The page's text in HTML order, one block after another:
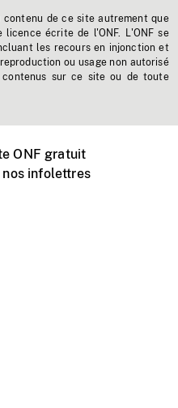
contenu de ce site autrement que
écrite de l'ONF. L'ONF se
les recours en injonction et
ou usage non autorisé
sur ce site ou de toute
ONF gratuit
nos infolettres